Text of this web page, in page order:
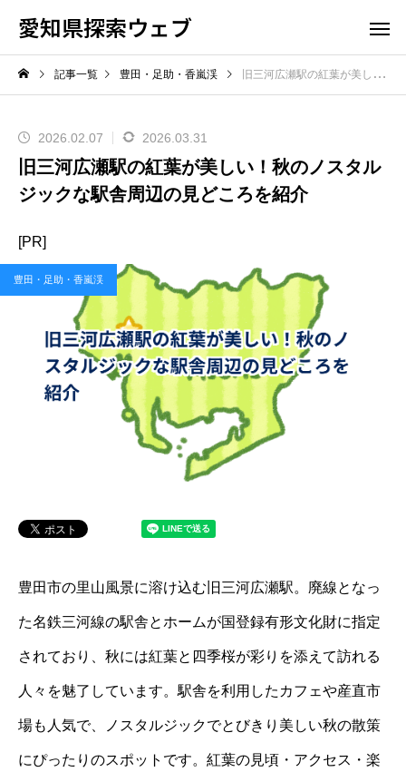
愛知県探索ウェブ
記事一覧 豊田・足助・香嵐渓 旧三河広瀬駅の紅葉が美しい！秋のノスタルジックな駅舎周辺の見どころを紹介
2026.02.07 2026.03.31
旧三河広瀬駅の紅葉が美しい！秋のノスタル
ジックな駅舎周辺の見どころを紹介
[PR]
豊田・足助・香嵐渓
豊田市の里山風景に溶け込む旧三河広瀬駅。廃線となっ
た名鉄三河線の駅舎とホームが国登録有形文化財に指定
されており、秋には紅葉と四季桜が彩りを添えて訪れる
人々を魅了しています。駅舎を利用したカフェや産直市
場も人気で、ノスタルジックでとびきり美しい秋の散策
にぴったりのスポットです。紅葉の見頃・アクセス・楽